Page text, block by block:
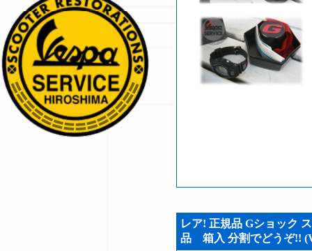
レア! 正規品 Gショック
品 箱入 分割でどうぞ!!